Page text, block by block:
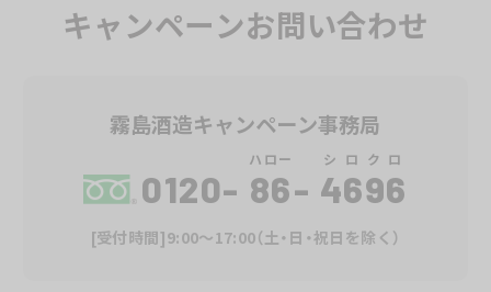
Twitterアカウントをお持ちの方で、かつTwitterア
す)の受信を許可したうえで、霧島酒造Twitter公式
@kirishimashuzo
」をフォローしてい
る方
抽選・当選発表
キャンペーンお問い合わせ
霧島酒造キャンペーン事務局
0120- 86
ハロー
- 4696
シロクロ
[受付時間]9:00～17:00（土・日・祝日を除く）